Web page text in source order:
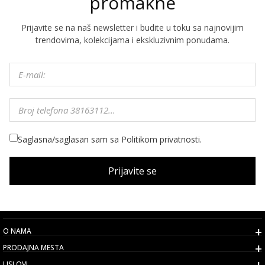
Prijavite se na naš newsletter i budite u toku sa najnovijim
trendovima, kolekcijama i ekskluzivnim ponudama.
Saglasna/saglasan sam sa Politikom privatnosti.
Prijavite se
O NAMA
PRODAJNA MESTA